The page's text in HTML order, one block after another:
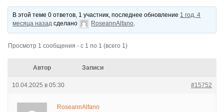
В этой теме 0 ответов, 1 участник, последнее обновление 1 год, 4
месяца назад сделано RoseannAlfano.
Просмотр 1 сообщения - с 1 по 1 (всего 1)
Автор Записи
10.04.2025 в 05:30 #15752
RoseannAlfano